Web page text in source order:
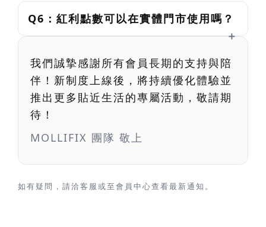
Q6：紅利點數可以在實體門市使用嗎？
我們誠摯感謝所有會員長期的支持與陪
伴！新制度上線後，將持續優化體驗並
推出更多貼近生活的專屬活動，敬請期
待！
MOLLIFIX 團隊 敬上
如有疑問，請洽客服或至會員中心查看最新通知。